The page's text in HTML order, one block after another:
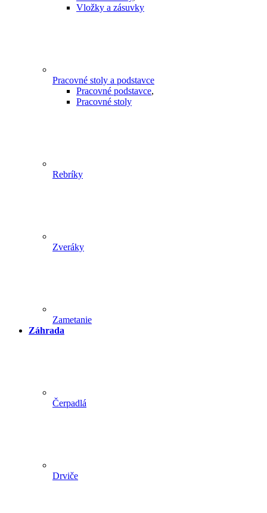
Vložky a zásuvky
Pracovné stoly a podstavce
Pracovné podstavce,
Pracovné stoly
Rebríky
Zveráky
Zametanie
Záhrada
Čerpadlá
Drviče